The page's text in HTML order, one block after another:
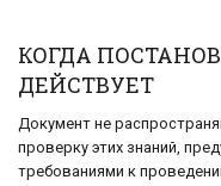
КОГДА
ДЕЙСТВУЕТ
Документ не
проверку этих знаний,
требованиями к